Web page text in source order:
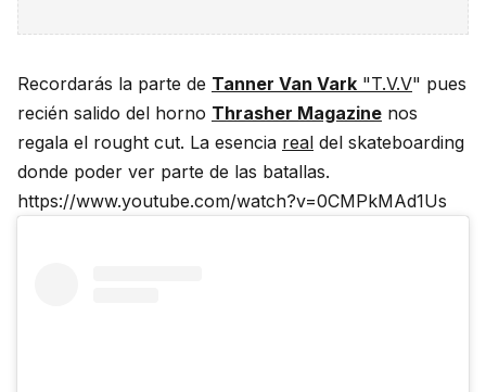
Recordarás la parte de Tanner Van Vark "T.V.V" pues
recién salido del horno Thrasher Magazine nos
regala el rought cut. La esencia real del skateboarding
donde poder ver parte de las batallas.
https://www.youtube.com/watch?v=0CMPkMAd1Us